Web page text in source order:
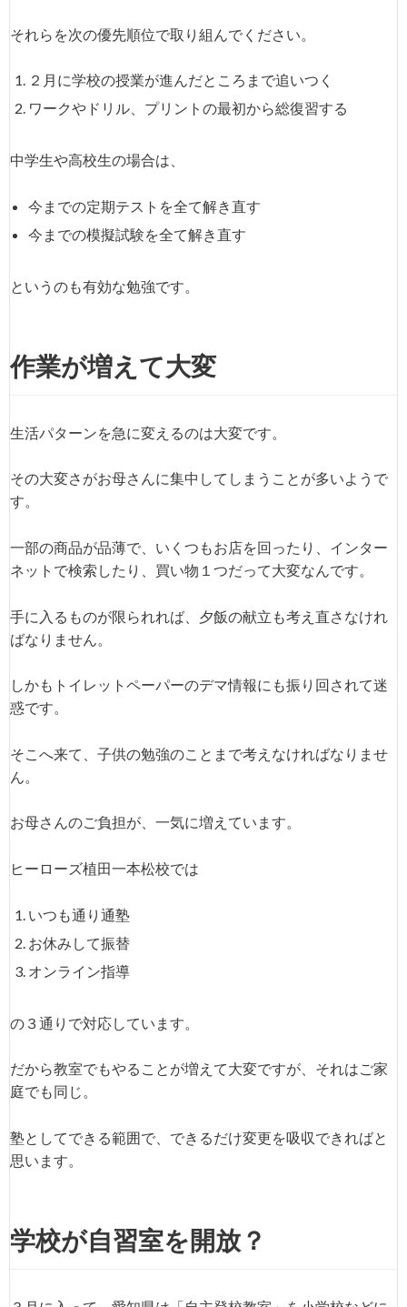
それらを次の優先順位で取り組んでください。
２月に学校の授業が進んだところまで追いつく
ワークやドリル、プリントの最初から総復習する
中学生や高校生の場合は、
今までの定期テストを全て解き直す
今までの模擬試験を全て解き直す
というのも有効な勉強です。
作業が増えて大変
生活パターンを急に変えるのは大変です。
その大変さがお母さんに集中してしまうことが多いようで
す。
一部の商品が品薄で、いくつもお店を回ったり、インター
ネットで検索したり、買い物１つだって大変なんです。
手に入るものが限られれば、夕飯の献立も考え直さなけれ
ばなりません。
しかもトイレットペーパーのデマ情報にも振り回されて迷
惑です。
そこへ来て、子供の勉強のことまで考えなければなりませ
ん。
お母さんのご負担が、一気に増えています。
ヒーローズ植田一本松校では
いつも通り通塾
お休みして振替
オンライン指導
の３通りで対応しています。
だから教室でもやることが増えて大変ですが、それはご家
庭でも同じ。
塾としてできる範囲で、できるだけ変更を吸収できればと
思います。
学校が自習室を開放？